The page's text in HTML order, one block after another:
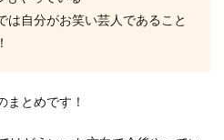
は自分がお笑い芸人であること
まとめです！